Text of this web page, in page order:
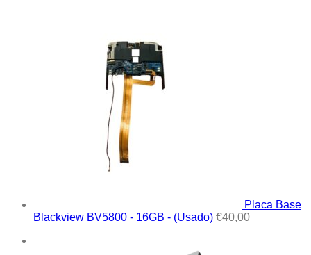
Placa Base
Blackview BV5800 - 16GB - (Usado) €40,00